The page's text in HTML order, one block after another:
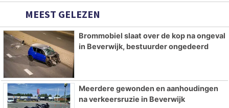
MEEST GELEZEN
Brommobiel slaat over de kop na ongeval
in Beverwijk, bestuurder ongedeerd
Meerdere gewonden en aanhoudingen
na verkeersruzie in Beverwijk